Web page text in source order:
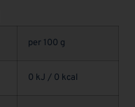
per 100 g
0 kJ / 0 kcal